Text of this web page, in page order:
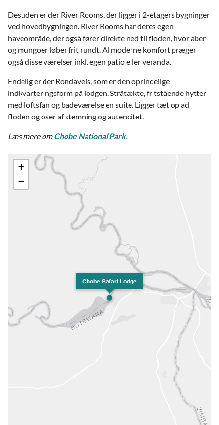
Desuden er der River Rooms, der ligger i 2-etagers bygninger
ved hovedbygningen. River Rooms har deres egen
haveområde, der også fører direkte ned til floden, hvor aber
og mungoer løber frit rundt. Al moderne komfort præger
også disse værelser inkl. egen patio eller veranda.
Endelig er der Rondavels, som er den oprindelige
indkvarteringsform på lodgen. Stråtækte, fritstående hytter
med loftsfan og badeværelse en suite. Ligger tæt op ad
floden og oser af stemning og autencitet.
Læs mere omChobe National Park.
Chobe Safari Lodge
+
−